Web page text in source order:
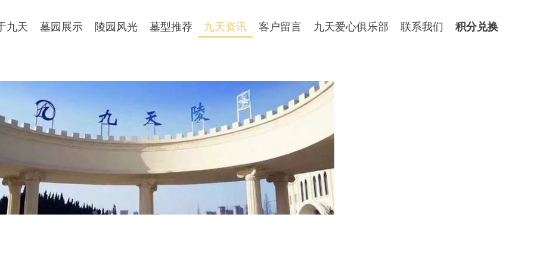
九天 墓园展示 陵园风光 墓型推荐 九天资讯 客户留言 九天爱心俱乐部 联系我们 积分兑换